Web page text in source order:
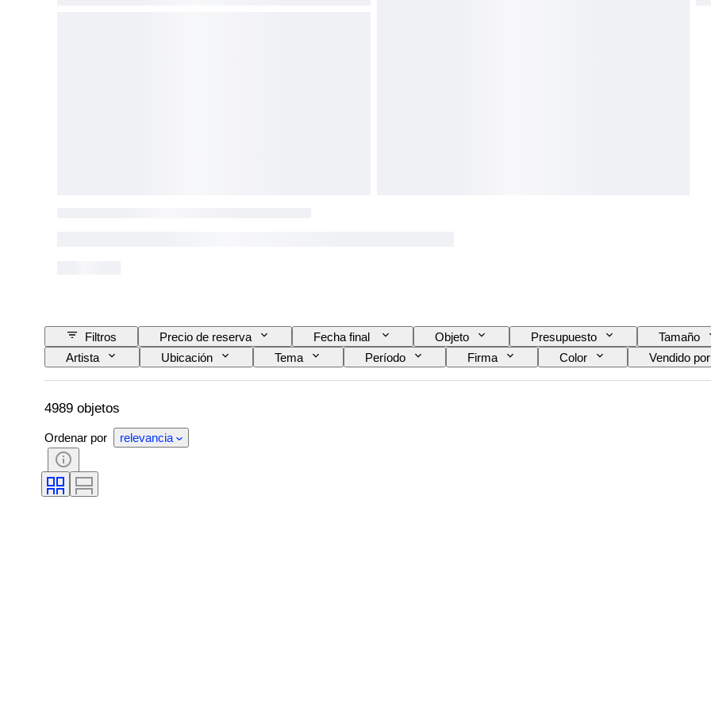
Filtros Precio de reserva Fecha final Objeto Presupuesto Tamaño
Artista
Ubicación Tema Período Firma Color Vendido por
4989 objetos
Ordenar por relevancia